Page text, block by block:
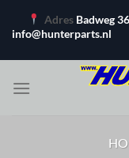
naar
Adres Badweg
info@hunterparts.nl